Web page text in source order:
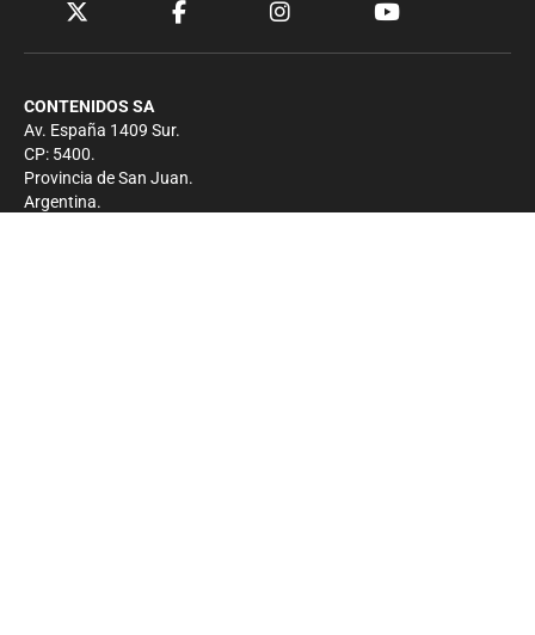
CONTENIDOS SA
Av. España 1409 Sur.
CP: 5400.
Provincia de San Juan.
Argentina.